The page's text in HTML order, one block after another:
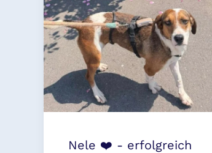
Nele ❤️ - erfolgreich